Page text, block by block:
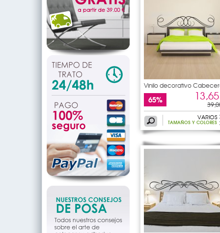
Vinilo decorativo
de
65%
VARIOS
TAMAÑOS Y COLORES